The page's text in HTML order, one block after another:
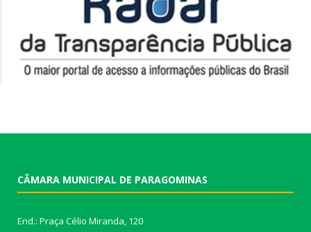
CÂMARA MUNICIPAL DE PARAGOMINAS
End.: Praça Célio Miranda, 120